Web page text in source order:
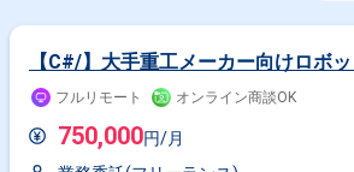
【C#/】大手重工メーカー向けロボ
フルリモート オンライン商談OK
750,000円/月